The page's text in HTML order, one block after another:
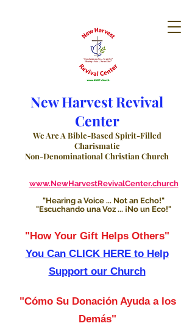
New Harvest Revival
Center
We Are A Bible-Based Spirit-Filled
Charismatic
Non-Denominational Christian Church
www.NewHarvestRevivalCenter.church
"Hearing a Voice ... Not an Echo!"
"Escuchando una Voz ... ¡No un Eco!"
"How Your Gift Helps Others"
You Can CLICK HERE to Help
Support our Church
"Cómo Su Donación Ayuda a los
Demás"